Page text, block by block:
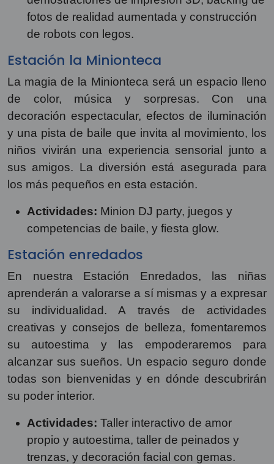
fotos de realidad aumentada y construcción
de robots con legos.
Estación la Minionteca
La magia de la Minionteca será un espacio lleno
de color, música y sorpresas. Con una
decoración espectacular, efectos de iluminación
y una pista de baile que invita al movimiento, los
niños vivirán una experiencia sensorial junto a
sus amigos. La diversión está asegurada para
los más pequeños en esta estación.
Actividades: Minion DJ party, juegos y
competencias de baile, y fiesta glow.
Estación enredados
En nuestra Estación Enredados, las niñas
aprenderán a valorarse a sí mismas y a expresar
su individualidad. A través de actividades
creativas y consejos de belleza, fomentaremos
su autoestima y las empoderaremos para
alcanzar sus sueños. Un espacio seguro donde
todas son bienvenidas y en dónde descubrirán
su poder interior.
Actividades: Taller interactivo de amor
propio y autoestima, taller de peinados y
trenzas, y decoración facial con gemas.